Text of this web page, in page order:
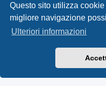
Questo sito utilizza
migliore navigazione
Ulteriori informazioni